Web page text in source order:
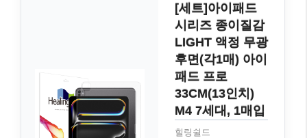
[세트]아이패드
시리즈 종이질감
LIGHT 액정 무광
후면(각1매) 아이
패드 프로
33CM(13인치)
M4 7세대, 1매입
힐링쉴드